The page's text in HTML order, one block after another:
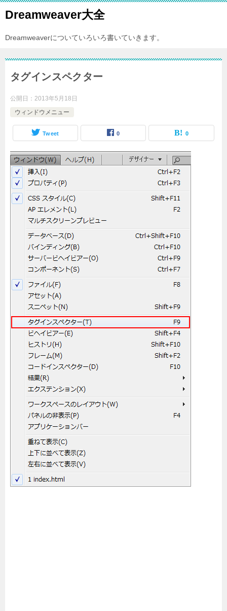
Dreamweaver大全
Dreamweaverについていろいろ書いていきます。
タグインスペクター
公開日： 2013年5月18日
ウィンドウメニュー
Tweet 0 0